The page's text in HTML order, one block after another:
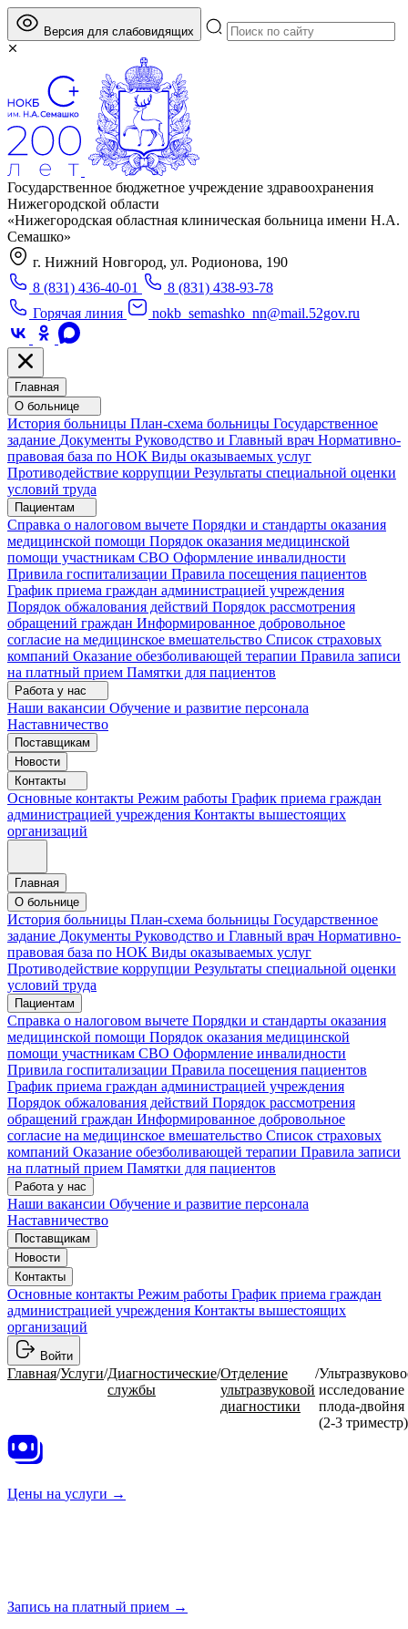
Версия для слабовидящих
Государственное бюджетное учреждение здравоохранения
Нижегородской области
«Нижегородская областная клиническая больница имени Н.А.
Семашко»
г. Нижний Новгород, ул. Родионова, 190
8 (831) 436-40-01
8 (831) 438-93-78
Горячая линия
nokb_semashko_nn@mail.52gov.ru
Главная
О больнице
История больницы План-схема больницы Государственное
задание Документы Руководство и Главный врач Нормативно-
правовая база по НОК Виды оказываемых услуг
Противодействие коррупции Результаты специальной оценки
условий труда
Пациентам
Справка о налоговом вычете Порядки и стандарты оказания
медицинской помощи Порядок оказания медицинской
помощи участникам СВО Оформление инвалидности
Привила госпитализации Правила посещения пациентов
График приема граждан администрацией учреждения
Порядок обжалования действий Порядок рассмотрения
обращений граждан Информированное добровольное
согласие на медицинское вмешательство Список страховых
компаний Оказание обезболивающей терапии Правила записи
на платный прием Памятки для пациентов
Работа у нас
Наши вакансии Обучение и развитие персонала
Наставничество
Поставщикам
Новости
Контакты
Основные контакты Режим работы График приема граждан
администрацией учреждения Контакты вышестоящих
организаций
Главная
О больнице
История больницы План-схема больницы Государственное
задание Документы Руководство и Главный врач Нормативно-
правовая база по НОК Виды оказываемых услуг
Противодействие коррупции Результаты специальной оценки
условий труда
Пациентам
Справка о налоговом вычете Порядки и стандарты оказания
медицинской помощи Порядок оказания медицинской
помощи участникам СВО Оформление инвалидности
Привила госпитализации Правила посещения пациентов
График приема граждан администрацией учреждения
Порядок обжалования действий Порядок рассмотрения
обращений граждан Информированное добровольное
согласие на медицинское вмешательство Список страховых
компаний Оказание обезболивающей терапии Правила записи
на платный прием Памятки для пациентов
Работа у нас
Наши вакансии Обучение и развитие персонала
Наставничество
Поставщикам
Новости
Контакты
Основные контакты Режим работы График приема граждан
администрацией учреждения Контакты вышестоящих
организаций
Войти
Главная/Услуги/Диагностические
службы
/Отделение
ультразвуковой
диагностики
/
исследование
плода-двойня
(2-3 триместр)
Цены на услуги →
Запись на платный прием →